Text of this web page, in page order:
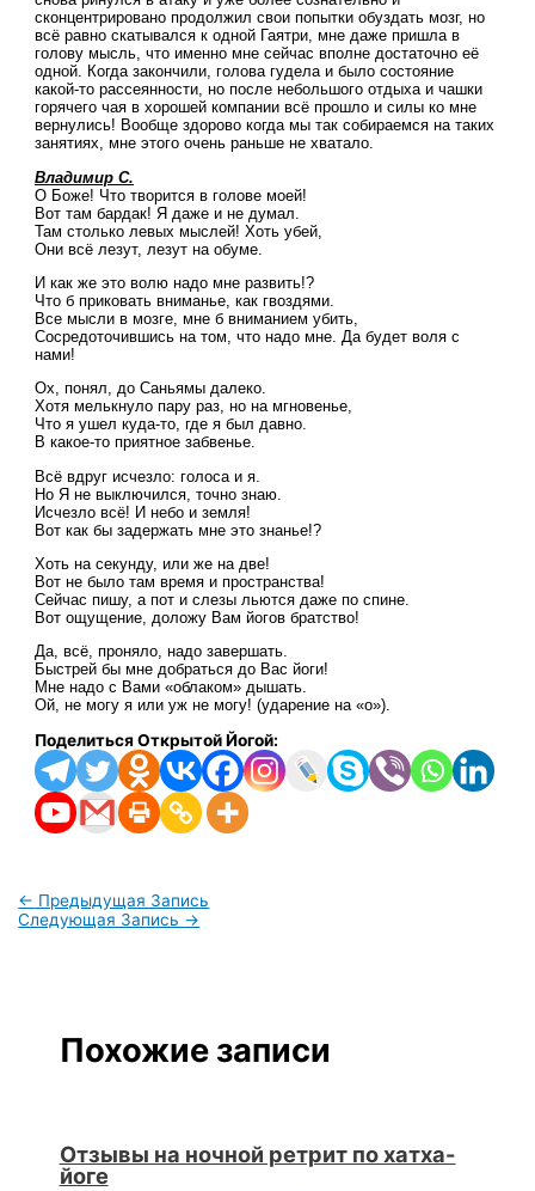
сконцентрировано продолжил свои попытки обуздать мозг, но
всё равно скатывался к одной Гаятри, мне даже пришла в
голову мысль, что именно мне сейчас вполне достаточно её
одной. Когда закончили, голова гудела и было состояние
какой-то рассеянности, но после небольшого отдыха и чашки
горячего чая в хорошей компании всё прошло и силы ко мне
вернулись! Вообще здорово когда мы так собираемся на таких
занятиях, мне этого очень раньше не хватало.
Владимир С.
О Боже! Что творится в голове моей!
Вот там бардак! Я даже и не думал.
Там столько левых мыслей! Хоть убей,
Они всё лезут, лезут на обуме.
И как же это волю надо мне развить!?
Что б приковать вниманье, как гвоздями.
Все мысли в мозге, мне б вниманием убить,
Сосредоточившись на том, что надо мне. Да будет воля с
нами!
Ох, понял, до Саньямы далеко.
Хотя мелькнуло пару раз, но на мгновенье,
Что я ушел куда-то, где я был давно.
В какое-то приятное забвенье.
Всё вдруг исчезло: голоса и я.
Но Я не выключился, точно знаю.
Исчезло всё! И небо и земля!
Вот как бы задержать мне это знанье!?
Хоть на секунду, или же на две!
Вот не было там время и пространства!
Сейчас пишу, а пот и слезы льются даже по спине.
Вот ощущение, доложу Вам йогов братство!
Да, всё, проняло, надо завершать.
Быстрей бы мне добраться до Вас йоги!
Мне надо с Вами «облаком» дышать.
Ой, не могу я или уж не могу! (ударение на «о»).
Поделиться Открытой Йогой:
← Предыдущая Запись
Следующая Запись →
Похожие записи
Отзывы на ночной ретрит по хатха-
йоге